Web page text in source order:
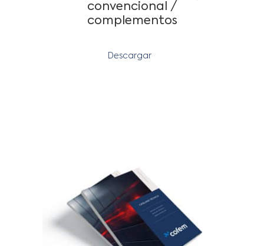
convencional /
complementos
Descargar